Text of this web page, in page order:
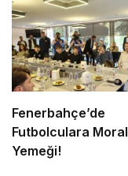
Fenerbahçe’de
Futbolculara Moral
Yemeği!